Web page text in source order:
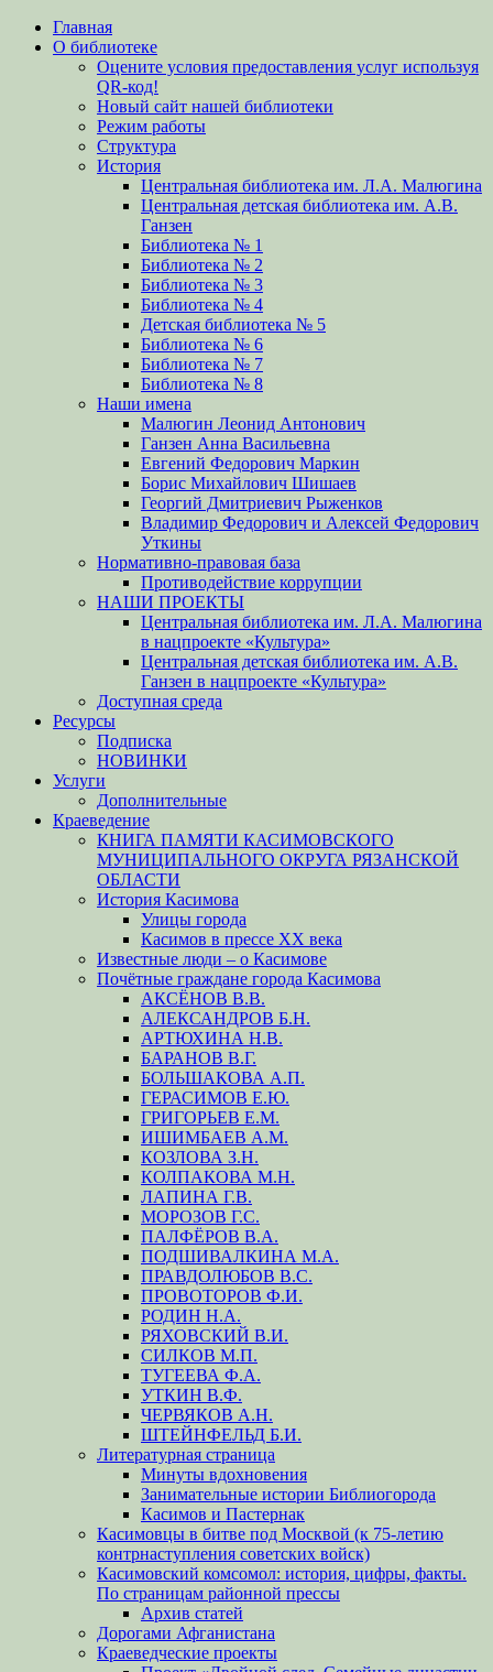
вверх
Главная
О библиотеке
Оцените условия предоставления услуг используя
QR-код!
Новый сайт нашей библиотеки
Режим работы
Структура
История
Центральная библиотека им. Л.А. Малюгина
Центральная детская библиотека им. А.В.
Ганзен
Библиотека № 1
Библиотека № 2
Библиотека № 3
Библиотека № 4
Детская библиотека № 5
Библиотека № 6
Библиотека № 7
Библиотека № 8
Наши имена
Малюгин Леонид Антонович
Ганзен Анна Васильевна
Евгений Федорович Маркин
Борис Михайлович Шишаев
Георгий Дмитриевич Рыженков
Владимир Федорович и Алексей Федорович
Уткины
Нормативно-правовая база
Противодействие коррупции
НАШИ ПРОЕКТЫ
Центральная библиотека им. Л.А. Малюгина
в нацпроекте «Культура»
Центральная детская библиотека им. А.В.
Ганзен в нацпроекте «Культура»
Доступная среда
Ресурсы
Подписка
НОВИНКИ
Услуги
Дополнительные
Краеведение
КНИГА ПАМЯТИ КАСИМОВСКОГО
МУНИЦИПАЛЬНОГО ОКРУГА РЯЗАНСКОЙ
ОБЛАСТИ
История Касимова
Улицы города
Касимов в прессе XX века
Известные люди – о Касимове
Почётные граждане города Касимова
АКСЁНОВ В.В.
АЛЕКСАНДРОВ Б.Н.
АРТЮХИНА Н.В.
БАРАНОВ В.Г.
БОЛЬШАКОВА А.П.
ГЕРАСИМОВ Е.Ю.
ГРИГОРЬЕВ Е.М.
ИШИМБАЕВ А.М.
КОЗЛОВА З.Н.
КОЛПАКОВА М.Н.
ЛАПИНА Г.В.
МОРОЗОВ Г.С.
ПАЛФЁРОВ В.А.
ПОДШИВАЛКИНА М.А.
ПРАВДОЛЮБОВ В.С.
ПРОВОТОРОВ Ф.И.
РОДИН Н.А.
РЯХОВСКИЙ В.И.
СИЛКОВ М.П.
ТУГЕЕВА Ф.А.
УТКИН В.Ф.
ЧЕРВЯКОВ А.Н.
ШТЕЙНФЕЛЬД Б.И.
Литературная страница
Минуты вдохновения
Занимательные истории Библиогорода
Касимов и Пастернак
Касимовцы в битве под Москвой (к 75-летию
контрнаступления советских войск)
Касимовский комсомол: история, цифры, факты.
По страницам районной прессы
Архив статей
Дорогами Афганистана
Краеведческие проекты